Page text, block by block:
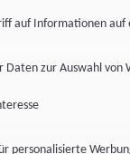
auf Informationen auf
zur Auswahl von
personalisierte